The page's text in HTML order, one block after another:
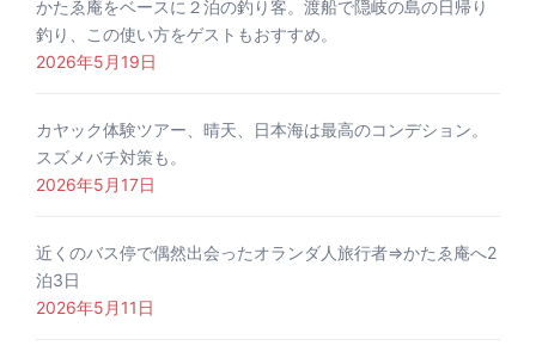
かたゑ庵をベースに２泊の釣り客。渡船で隠岐の島の日帰り
釣り、この使い方をゲストもおすすめ。
2026年5月19日
カヤック体験ツアー、晴天、日本海は最高のコンデション。
スズメバチ対策も。
2026年5月17日
近くのバス停で偶然出会ったオランダ人旅行者⇒かたゑ庵へ2
泊3日
2026年5月11日